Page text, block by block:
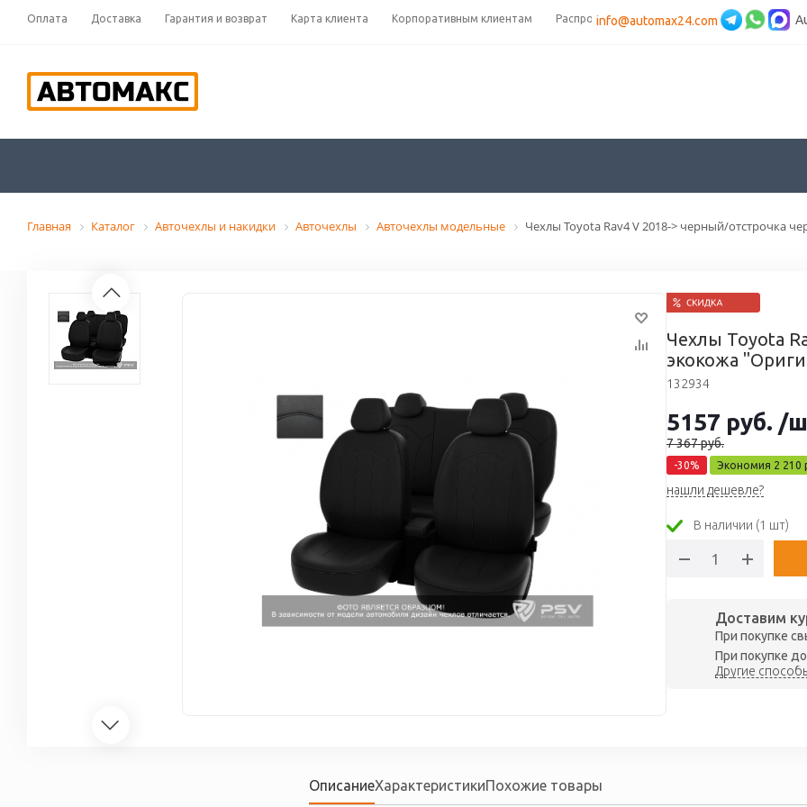
Оплата Доставка Гарантия и возврат Карта клиента Корпоративным клиентам Распродажаinfo@automax24.com
Главная Каталог Авточехлы и накидки Авточехлы Авточехлы модельные Чехлы Toyota Rav4 V 2018-> черный/отстрочка
Чехлы Toyota
экокожа
132934
5157 руб. /
7 367руб.
-30% Экономия 2 210
нашли дешевле?
В наличии (1 шт)
Доставим
При покупке
При покупке
Другие
ОписаниеХарактеристикиПохожие товары